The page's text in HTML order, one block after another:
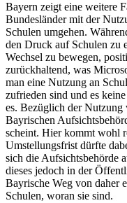
Bayern zeigt eine weitere
Bundesländer mit der
Schulen umgehen.
den Druck auf Schulen zu
Wechsel zu bewegen,
zurückhaltend, was
man eine Nutzung an
zufrieden sind und es
es. Bezüglich der Nutzung
Bayrischen
scheint. Hier kommt wohl
Umstellungsfrist dürfte
sich die Aufsichtsbehörde
dieses jedoch in der
Bayrische Weg von daher
Schulen, woran sie sind.